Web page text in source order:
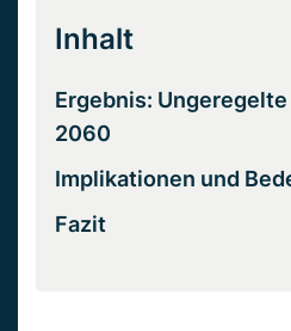
Inhalt
Ergebnis:
2060
Implikationen und
Fazit